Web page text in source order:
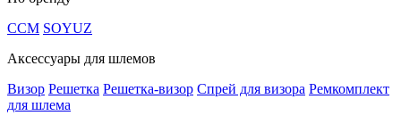
CCM SOYUZ
Аксессуары для шлемов
Визор Решетка Решетка-визор Спрей для визора Ремкомплект
для шлема